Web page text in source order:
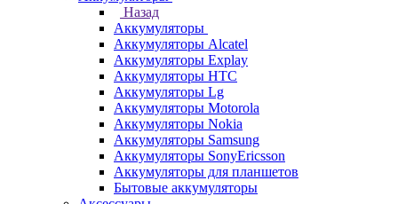
Назад
Аккумуляторы
Аккумуляторы Alcatel
Аккумуляторы Explay
Аккумуляторы HTC
Аккумуляторы Lg
Аккумуляторы Motorola
Аккумуляторы Nokia
Аккумуляторы Samsung
Аккумуляторы SonyEricsson
Аккумуляторы для планшетов
Бытовые аккумуляторы